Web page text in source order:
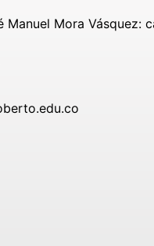
Manuel Mora Vásquez: